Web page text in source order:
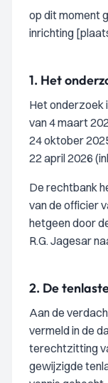
op dit moment
inrichting
1. Het
Het onderzoek
van 4 maart
24 oktober
22 april 2026
De rechtbank
van de officier
hetgeen door
R.G. Jagesar
2. De
Aan de
vermeld in de
terechtzitting
gewijzigde